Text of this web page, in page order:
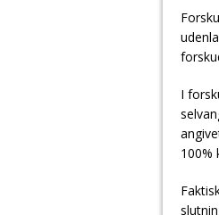
I
100%